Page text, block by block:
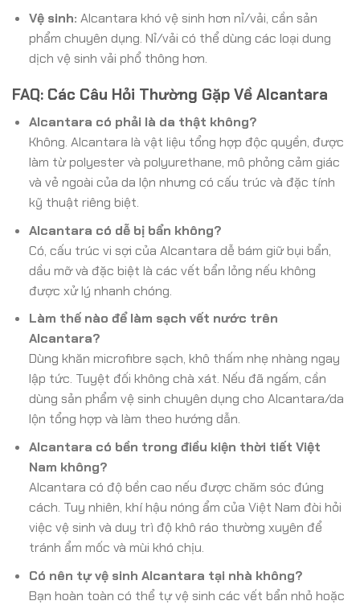
Vệ sinh: Alcantara khó vệ sinh hơn nỉ/vải, cần sản
phẩm chuyên dụng. Nỉ/vải có thể dùng các loại dung
dịch vệ sinh vải phổ thông hơn.
FAQ: Các Câu Hỏi Thường Gặp Về Alcantara
Alcantara có phải là da thật không?
Không. Alcantara là vật liệu tổng hợp độc quyền, được
làm từ polyester và polyurethane, mô phỏng cảm giác
và vẻ ngoài của da lộn nhưng có cấu trúc và đặc tính
kỹ thuật riêng biệt.
Alcantara có dễ bị bẩn không?
Có, cấu trúc vi sợi của Alcantara dễ bám giữ bụi bẩn,
dầu mỡ và đặc biệt là các vết bẩn lỏng nếu không
được xử lý nhanh chóng.
Làm thế nào để làm sạch vết nước trên
Alcantara?
Dùng khăn microfibre sạch, khô thấm nhẹ nhàng ngay
lập tức. Tuyệt đối không chà xát. Nếu đã ngấm, cần
dùng sản phẩm vệ sinh chuyên dụng cho Alcantara/da
lộn tổng hợp và làm theo hướng dẫn.
Alcantara có bền trong điều kiện thời tiết Việt
Nam không?
Alcantara có độ bền cao nếu được chăm sóc đúng
cách. Tuy nhiên, khí hậu nóng ẩm của Việt Nam đòi hỏi
việc vệ sinh và duy trì độ khô ráo thường xuyên để
tránh ẩm mốc và mùi khó chịu.
Có nên tự vệ sinh Alcantara tại nhà không?
Bạn hoàn toàn có thể tự vệ sinh các vết bẩn nhỏ hoặc